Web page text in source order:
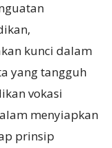
kunci dalam
yang tangguh
vokasi
menyiapkan
prinsip